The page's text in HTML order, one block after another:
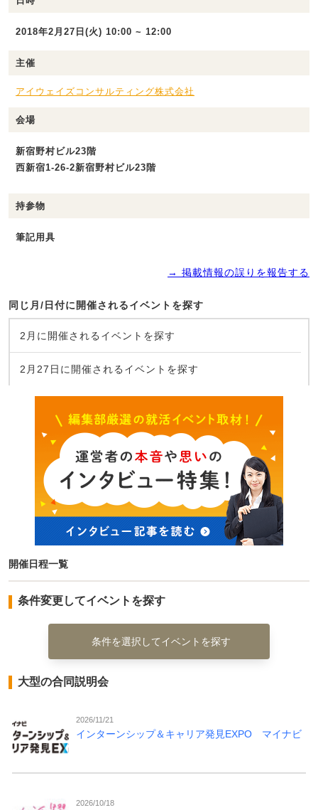
2018年2月27日(火) 10:00 ~ 12:00
主催
アイウェイズコンサルティング株式会社
会場
新宿野村ビル23階
西新宿1-26-2新宿野村ビル23階
持参物
筆記用具
→ 掲載情報の誤りを報告する
同じ月/日付に開催されるイベントを探す
2月に開催されるイベントを探す
2月27日に開催されるイベントを探す
開催日程一覧
条件変更してイベントを探す
条件を選択してイベントを探す
大型の合同説明会
2026/11/21
インターンシップ＆キャリア発見EXPO マイナビ
2026/10/18